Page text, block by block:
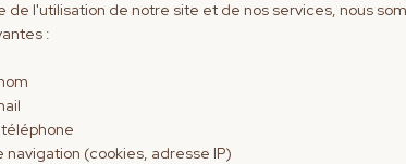
de l'utilisation de notre site et de nos services, nous
:
navigation (cookies, adresse IP)